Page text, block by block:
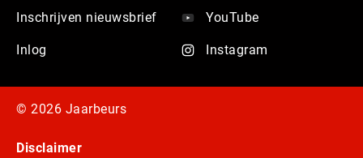
Inschrijven nieuwsbrief
Inlog
YouTube
Instagram
© 2026 Jaarbeurs
Disclaimer